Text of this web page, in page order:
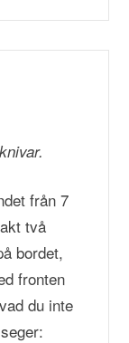
från 7
två
bordet,
fronten
du inte